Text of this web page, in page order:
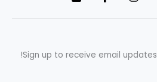
Sign up to receive email